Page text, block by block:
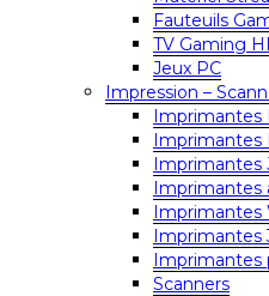
Fauteuils
TV Gaming
Jeux PC
Impression –
Imprimantes
Imprimantes
Imprimantes
Imprimantes
Imprimantes
Imprimantes
Imprimantes
Scanners